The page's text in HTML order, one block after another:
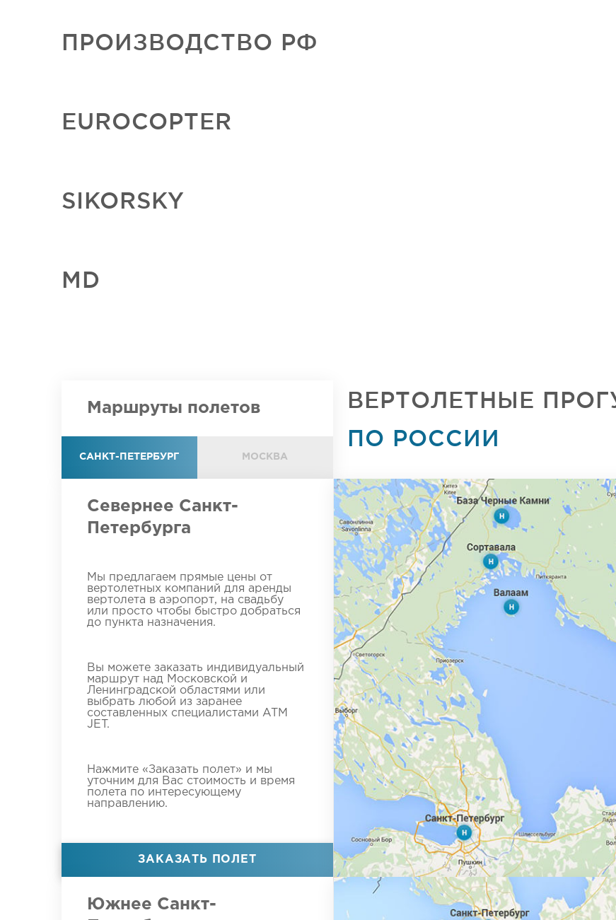
ПРОИЗВОДСТВО РФ
EUROCOPTER
SIKORSKY
MD
Маршруты полетов
САНКТ-ПЕТЕРБУРГ МОСКВА
ВЕРТОЛЕТНЫЕ
ПО РОССИИ
Севернее Санкт-
Петербурга
Мы предлагаем прямые цены от
вертолетных компаний для аренды
вертолета в аэропорт, на свадьбу
или просто чтобы быстро добраться
до пункта назначения.
Вы можете заказать индивидуальный
маршрут над Московской и
Ленинградской областями или
выбрать любой из заранее
составленных специалистами ATM
JET.
Нажмите «Заказать полет» и мы
уточним для Вас стоимость и время
полета по интересующему
направлению.
ЗАКАЗАТЬ ПОЛЕТ
Южнее Санкт-